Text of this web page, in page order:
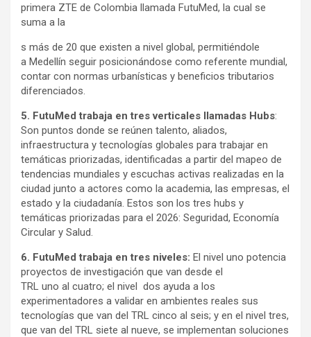
primera ZTE de Colombia llamada FutuMed, la cual se
suma a la
s más de 20 que existen a nivel global, permitiéndole
a Medellín seguir posicionándose como referente mundial,
contar con normas urbanísticas y beneficios tributarios
diferenciados.
5. FutuMed trabaja en tres verticales llamadas Hubs:
Son puntos donde se reúnen talento, aliados,
infraestructura y tecnologías globales para trabajar en
temáticas priorizadas, identificadas a partir del mapeo de
tendencias mundiales y escuchas activas realizadas en la
ciudad junto a actores como la academia, las empresas, el
estado y la ciudadanía. Estos son los tres hubs y
temáticas priorizadas para el 2026: Seguridad, Economía
Circular y Salud.
6. FutuMed trabaja en tres niveles: El nivel uno potencia
proyectos de investigación que van desde el
TRL uno al cuatro; el nivel dos ayuda a los
experimentadores a validar en ambientes reales sus
tecnologías que van del TRL cinco al seis; y en el nivel tres,
que van del TRL siete al nueve, se implementan soluciones